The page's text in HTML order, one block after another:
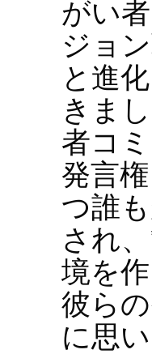
がい
ジョ
と進
きま
者コ
発言
つ誰
され
境を
彼ら
に思い